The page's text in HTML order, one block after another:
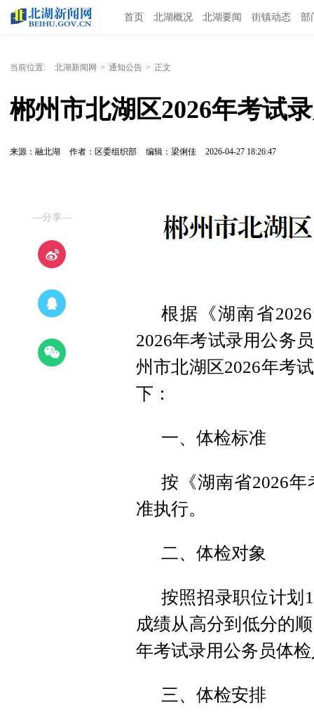
首页 北湖概况 北湖要闻 街镇动态 部
当前位置: 北湖新闻网 > 通知公告 > 正文
郴州市北湖区2026年考试
来源：融北湖 作者：区委组织部 编辑：梁俐佳 2026-04-27 18:26:47
—分享—
根据《湖南省
2026年考试录用公务
州市北湖区2026年考
下：
一、体检标准
按《湖南省2026
准执行。
二、体检对象
按照招录职位计划
成绩从高分到低分的
年考试录用公务员体
三、体检安排